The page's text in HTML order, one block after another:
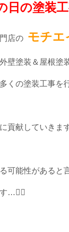
の塗装工
店の モチエ
壁塗装＆屋根塗
くの塗装工事を
貢献していきま
可能性があると
…😶‍🌫️